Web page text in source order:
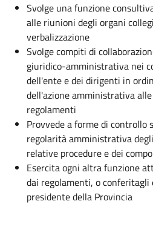
Svolge una funzione
alle riunioni degli organi
verbalizzazione
Svolge compiti di
giuridico-amministrativa nei
dell'ente e dei dirigenti in
dell'azione amministrativa
regolamenti
Provvede a forme di
regolarità amministrativa
relative procedure e dei
Esercita ogni altra funzione
dai regolamenti, o conferitagli
presidente della Provincia